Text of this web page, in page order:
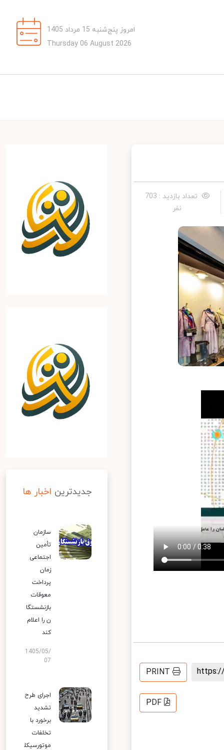
امروز پنج‌شنبه 15 مرداد 1405
Thursday 06 August 2026
تعداد بازدید : 703
نفر
PRINT
PDF
جدیدترین اخبار ها
سازمان
تأمین
اجتماعی
زمان
پرداخت
معوقات
بازنشستگا
ن را اعلام
کند
1405/05/
07
اجرای طرح
تشدید
برخورد با
تخلفات
موتورسیکل